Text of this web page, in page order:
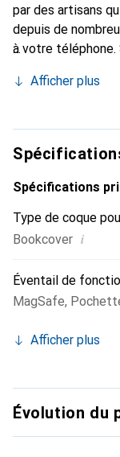
par des artisans
depuis de
à votre téléphone.
l'accessoire
produits de haute
sûr pour une
Afficher plus
Spécifications
Type de coque
Bookcover i
Éventail de
MagSafe,
Afficher plus
Évolution du